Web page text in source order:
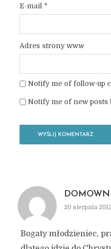
E-mail *
Adres strony www
Notify me of follow-up
Notify me of new posts
20 sierpnia
Bogaty młodzieniec,